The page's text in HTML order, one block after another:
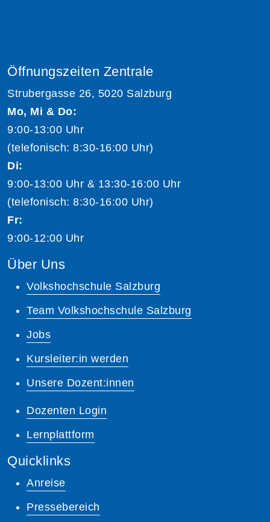
Öffnungszeiten Zentrale
Strubergasse 26, 5020 Salzburg
Mo, Mi & Do:
9:00-13:00 Uhr
(telefonisch: 8:30-16:00 Uhr)
Di:
9:00-13:00 Uhr & 13:30-16:00 Uhr
(telefonisch: 8:30-16:00 Uhr)
Fr:
9:00-12:00 Uhr
Über Uns
Volkshochschule Salzburg
Team Volkshochschule Salzburg
Jobs
Kursleiter:in werden
Unsere Dozent:innen
Dozenten Login
Lernplattform
Quicklinks
Anreise
Pressebereich